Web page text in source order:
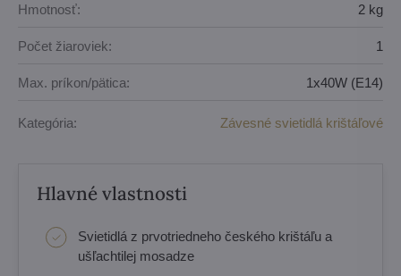
Hmotnosť: 2 kg
Počet žiaroviek: 1
Max. príkon/pätica: 1x40W (E14)
Kategória: Závesné svietidlá krištáľové
Hlavné vlastnosti
Svietidlá z prvotriedneho českého krištáľu a
ušľachtilej mosadze